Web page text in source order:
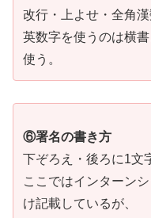
改行・上よせ・全角漢
英数字を使うのは横
使う。
⑥署名の書き方
下ぞろえ・後ろに1文
ここではインターン
け記載しているが、